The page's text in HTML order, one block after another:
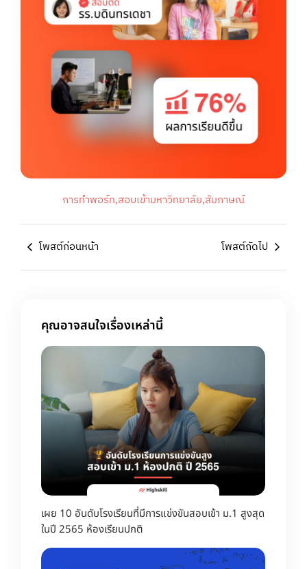
การทำพอร์ท,สอบเข้ามหาวิทยาลัย,สัมภาษณ์
โพสต์ก่อนหน้า โพสต์ถัดไป
คุณอาจสนใจเรื่องเหล่านี้
เผย 10 อันดับโรงเรียนที่มีการแข่งขันสอบเข้า ม.1 สูงสุด
ในปี 2565 ห้องเรียนปกติ